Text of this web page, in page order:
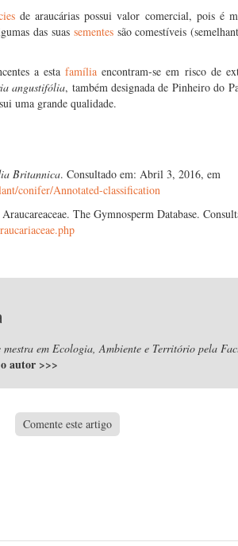
de araucárias possui valor comercial, pois é
das suas sementes são comestíveis
a estafamíliaencontram-se em risco de
angustifólia, também designada de Pinheiro do
uma grande qualidade.
Britannica. Consultado em: Abril 3, 2016, em
conifer/Annotated-classification
The Gymnosperm Database.
em Ecologia, Ambiente e Território pela
autor >>>
Comente este artigo